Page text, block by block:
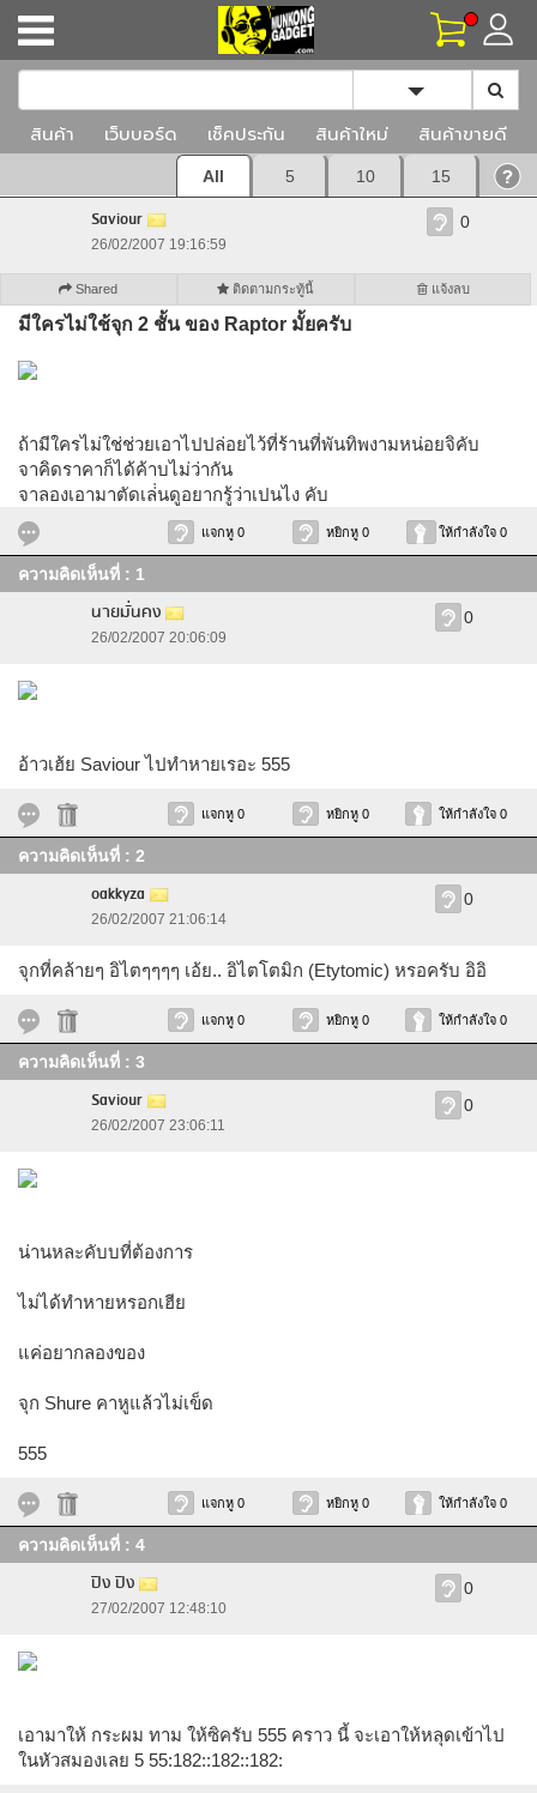
Toggle
สินค้า เว็บบอร์ด เช็คประกัน สินค้าใหม่ สินค้าขายดี
All 5 10 15
Saviour
26/02/2007 19:16:59
0
Shared ติดตามกระทู้นี้ แจ้งลบ
มีใครไม่ใช้จุก 2 ชั้น ของ Raptor มั้ยครับ
ถ้ามีใครไม่ใช่ช่วยเอาไปปล่อยไว้ที่ร้านที่พันทิพงามหน่อยจิคับ
จาคิดราคาก็ได้ค้าบไม่ว่ากัน
จาลองเอามาตัดเล่่นดูอยากรู้ว่าเปนไง คับ
แจกหู 0 หยิกหู 0 ให้กำลังใจ 0
ความคิดเห็นที่ : 1
นายมั่นคง
26/02/2007 20:06:09
0
อ้าวเฮ้ย Saviour ไปทำหายเรอะ 555
แจกหู 0 หยิกหู 0 ให้กำลังใจ 0
ความคิดเห็นที่ : 2
oakkyza
26/02/2007 21:06:14
0
จุกที่คล้ายๆ อิไตๆๆๆๆ เอ้ย.. อิไตโตมิก (Etytomic) หรอครับ อิอิ
แจกหู 0 หยิกหู 0 ให้กำลังใจ 0
ความคิดเห็นที่ : 3
Saviour
26/02/2007 23:06:11
0
น่านหละคับบที่ต้องการ
ไม่ได้ทำหายหรอกเฮีย
แค่อยากลองของ
จุก Shure คาหูแล้วไม่เข็ด
555
แจกหู 0 หยิกหู 0 ให้กำลังใจ 0
ความคิดเห็นที่ : 4
ปิง ปิง
27/02/2007 12:48:10
0
เอามาให้ กระผม ทาม ให้ซิครับ 555 คราว นี้ จะเอาให้หลุดเข้าไป
ในหัวสมองเลย 5 55:182::182::182: